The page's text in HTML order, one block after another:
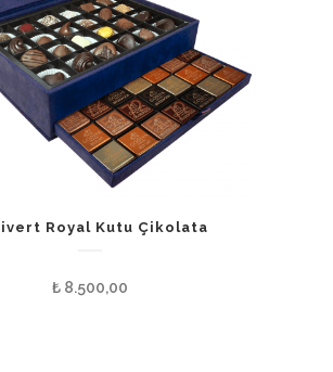
Royal Kutu Çikolata
₺ 8.500,00